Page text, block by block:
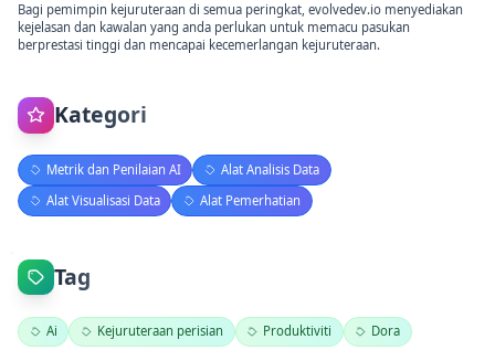
Bagi pemimpin kejuruteraan di semua peringkat, evolvedev.io menyediakan
kejelasan dan kawalan yang anda perlukan untuk memacu pasukan
berprestasi tinggi dan mencapai kecemerlangan kejuruteraan.
Kategori
Metrik dan Penilaian AI
Alat Analisis Data
Alat Visualisasi Data
Alat Pemerhatian
Tag
Ai Kejuruteraan perisian Produktiviti Dora